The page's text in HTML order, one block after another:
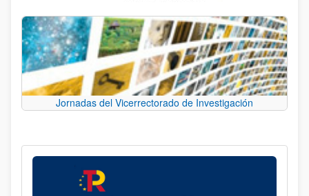
Jornadas del Vicerrectorado de Investigación